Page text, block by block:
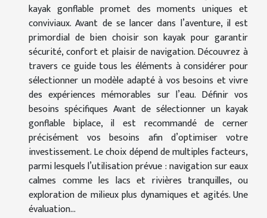
kayak gonflable promet des moments uniques et
conviviaux. Avant de se lancer dans l’aventure, il est
primordial de bien choisir son kayak pour garantir
sécurité, confort et plaisir de navigation. Découvrez à
travers ce guide tous les éléments à considérer pour
sélectionner un modèle adapté à vos besoins et vivre
des expériences mémorables sur l’eau. Définir vos
besoins spécifiques Avant de sélectionner un kayak
gonflable biplace, il est recommandé de cerner
précisément vos besoins afin d’optimiser votre
investissement. Le choix dépend de multiples facteurs,
parmi lesquels l’utilisation prévue : navigation sur eaux
calmes comme les lacs et rivières tranquilles, ou
exploration de milieux plus dynamiques et agités. Une
évaluation...